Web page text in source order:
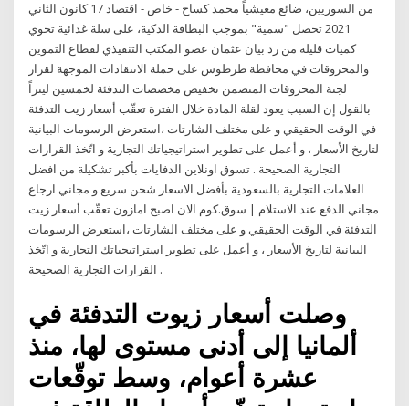
من السوريين، ضائع معيشياً محمد كساح - خاص - اقتصاد 17 كانون الثاني
2021 تحصل "سمية" بموجب البطاقة الذكية، على سلة غذائية تحوي
كميات قليلة من رد بيان عثمان عضو المكتب التنفيذي لقطاع التموين
والمحروقات في محافظة طرطوس على حملة الانتقادات الموجهة لقرار
لجنة المحروقات المتضمن تخفيض مخصصات التدفئة لخمسين ليتراً
بالقول إن السبب يعود لقلة المادة خلال الفترة تعقّب أسعار زيت التدفئة
في الوقت الحقيقي و على مختلف الشارتات ،استعرض الرسومات البيانية
لتاريخ الأسعار ، و أعمل على تطوير استراتيجياتك التجارية و اتّخذ القرارات
التجارية الصحيحة . تسوق اونلاين الدفايات بأكبر تشكيلة من افضل
العلامات التجارية بالسعودية بأفضل الاسعار شحن سريع و مجاني ارجاع
مجاني الدفع عند الاستلام | سوق.كوم الان اصبح امازون تعقّب أسعار زيت
التدفئة في الوقت الحقيقي و على مختلف الشارتات ،استعرض الرسومات
البيانية لتاريخ الأسعار ، و أعمل على تطوير استراتيجياتك التجارية و اتّخذ
القرارات التجارية الصحيحة .
وصلت أسعار زيوت التدفئة في
ألمانيا إلى أدنى مستوى لها، منذ
عشرة أعوام، وسط توقّعات